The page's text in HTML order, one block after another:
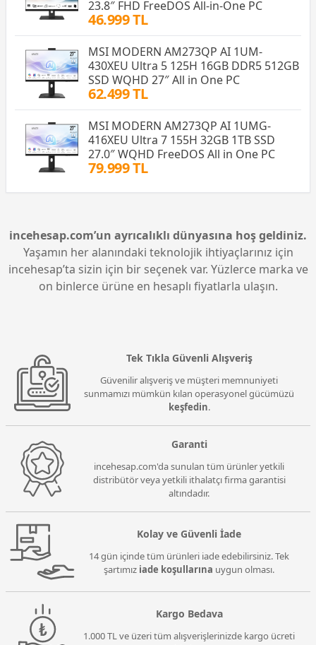
23.8″ FHD FreeDOS All-in-One PC
46.999 TL
MSI MODERN AM273QP AI 1UM-
430XEU Ultra 5 125H 16GB DDR5 512GB
SSD WQHD 27″ All in One PC
62.499 TL
MSI MODERN AM273QP AI 1UMG-
416XEU Ultra 7 155H 32GB 1TB SSD
27.0″ WQHD FreeDOS All in One PC
79.999 TL
incehesap.com’un ayrıcalıklı dünyasına hoş geldiniz.
Yaşamın her alanındaki teknolojik ihtiyaçlarınız için
incehesap’ta sizin için bir seçenek var. Yüzlerce marka ve
on binlerce ürüne en hesaplı fiyatlarla ulaşın.
Tek Tıkla Güvenli Alışveriş
Güvenilir alışveriş ve müşteri memnuniyeti
sunmamızı mümkün kılan operasyonel gücümüzü
keşfedin.
Garanti
incehesap.com'da sunulan tüm ürünler yetkili
distribütör veya yetkili ithalatçı firma garantisi
altındadır.
Kolay ve Güvenli İade
14 gün içinde tüm ürünleri iade edebilirsiniz. Tek
şartımız iade koşullarına uygun olması.
Kargo Bedava
1.000 TL ve üzeri tüm alışverişlerinizde kargo ücreti